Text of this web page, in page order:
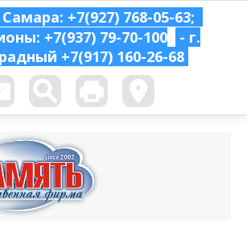
Самара: +7(927) 768-05-63;
+7(937) 79-70-100
- г.
+7(917) 160-26-68